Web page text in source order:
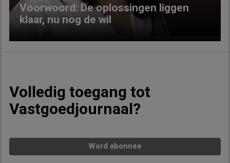
Voorwoord: De oplossingen liggen
klaar, nu nog de wil
Volledig toegang tot
Vastgoedjournaal?
Word abonnee